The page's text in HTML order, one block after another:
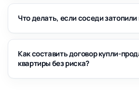
Что делать, если соседи затопили
Как составить договор купли-
квартиры без риска?